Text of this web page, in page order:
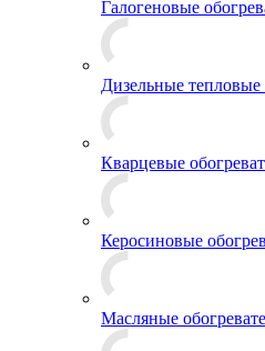
Галогеновые
Дизельные
Кварцевые
Керосиновые
Масляные